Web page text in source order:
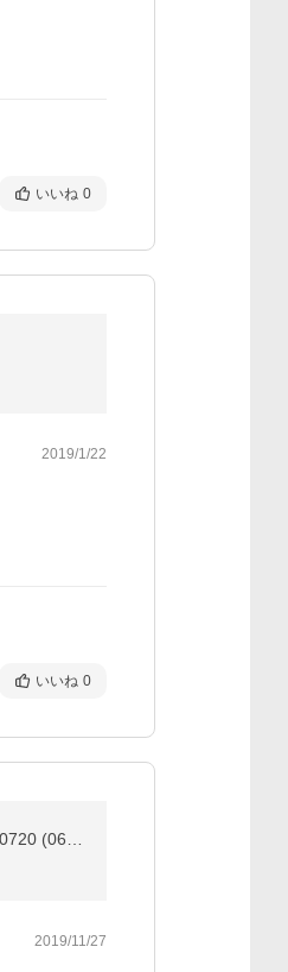
いいね 0
2019/1/22
いいね 0
2019/11/27